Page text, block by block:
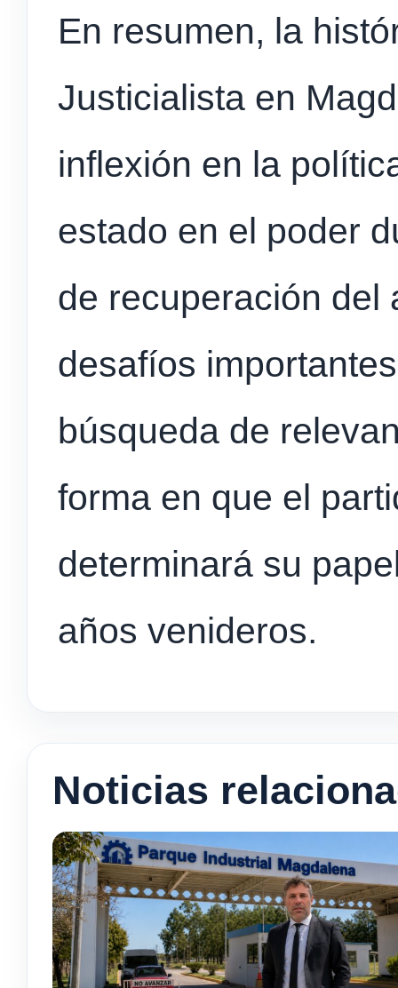
En resumen, la
Justicialista en
inflexión en la
estado en el poder
de recuperación del
desafíos
búsqueda de
forma en que el
determinará su
años venideros.
Noticias